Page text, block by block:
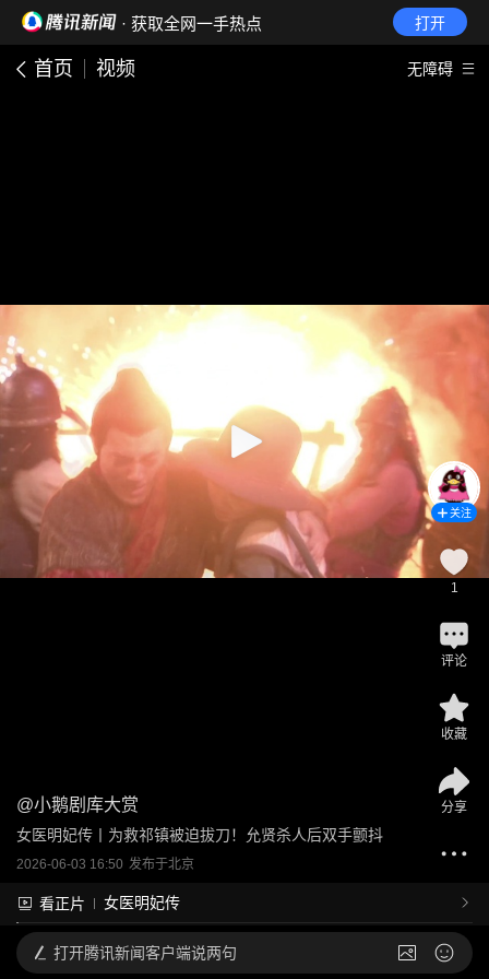
· 获取全网一手热点 打开
首页 视频 无障碍
@小鹅剧库大赏
女医明妃传丨为救祁镇被迫拔刀！允贤杀人后双手颤抖
2026-06-03 16:50 发布于北京
看正片 女医明妃传
关注
1
评论
收藏
分享
打开腾讯新闻客户端说两句